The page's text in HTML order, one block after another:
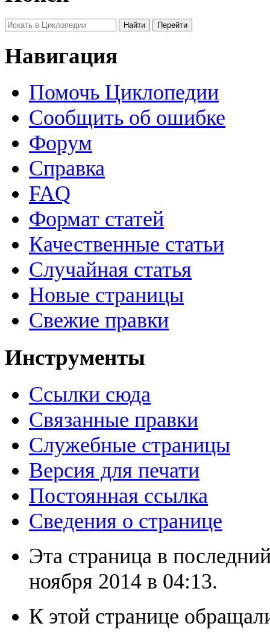
Навигация
Помочь Циклопедии
Сообщить об ошибке
Форум
Справка
FAQ
Формат статей
Качественные статьи
Случайная статья
Новые страницы
Свежие правки
Инструменты
Ссылки сюда
Связанные правки
Служебные страницы
Версия для печати
Постоянная ссылка
Сведения о странице
Эта страница в
ноября 2014 в 04:13.
К этой странице